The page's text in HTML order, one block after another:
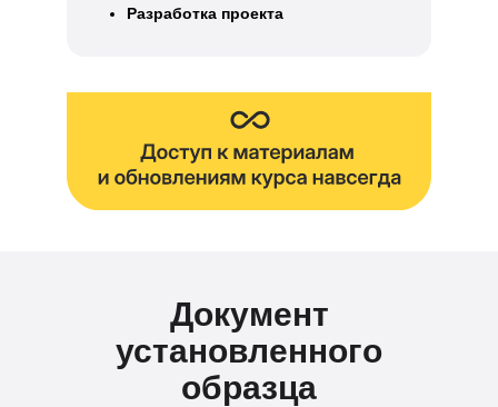
Разработка проекта
Документ
установленного
образца